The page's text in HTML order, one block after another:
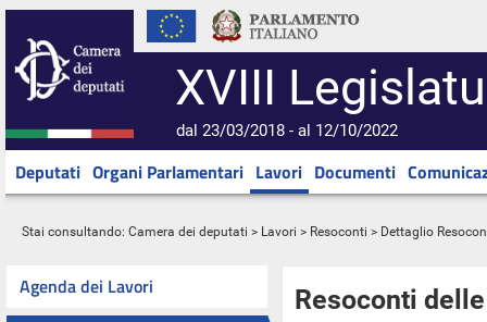
XVIII
dal 23/03/2018 - al 12/10/2022
Deputati Organi Parlamentari Lavori Documenti
Stai consultando: Camera dei deputati > Lavori > Resoconti > Dettaglio
Agenda dei Lavori
Resoconti